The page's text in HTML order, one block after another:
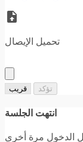
تحميل الإيصال
قريب تؤكد
انتهت الجلسة